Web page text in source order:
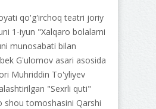
qo'g'irchoq teatri joriy
1-iyun "Xalqaro bolalarni
munosabati bilan
G'ulomov asari asosida
Muhriddin To'yliyev
"Sexrli quti"
shou tomoshasini Qarshi